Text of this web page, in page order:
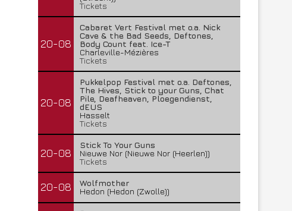
Tickets
20-08
Cabaret Vert Festival met o.a. Nick
Cave & the Bad Seeds, Deftones,
Body Count feat. Ice-T
Charleville-Mézières
Tickets
20-08
Pukkelpop Festival met o.a. Deftones,
The Hives, Stick to your Guns, Chat
Pile, Deafheaven, Ploegendienst,
dEUS
Hasselt
Tickets
20-08
Stick To Your Guns
Nieuwe Nor (Nieuwe Nor (Heerlen))
Tickets
20-08
Wolfmother
Hedon (Hedon (Zwolle))